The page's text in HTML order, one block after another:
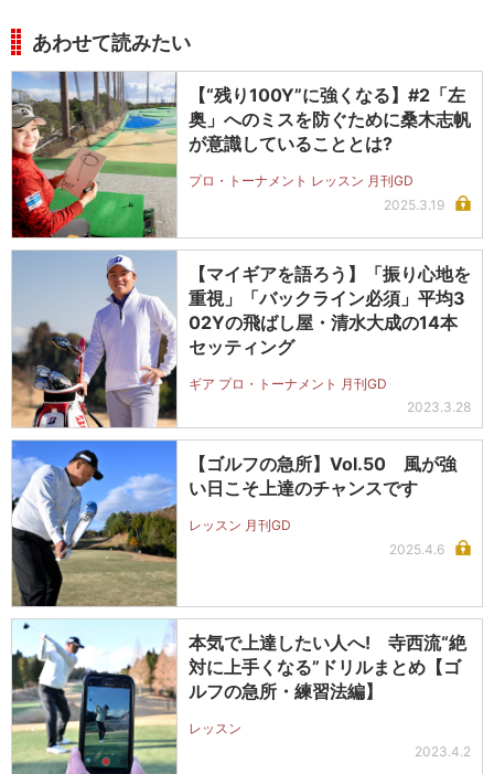
あわせて読みたい
【“残り100Y”に強くなる】#2「左
奥」へのミスを防ぐために桑木志帆
が意識していることとは?
プロ・トーナメント レッスン 月刊GD
2025.3.19
【マイギアを語ろう】「振り心地を
重視」「バックライン必須」平均3
02Yの飛ばし屋・清水大成の14本
セッティング
ギア プロ・トーナメント 月刊GD
2023.3.28
【ゴルフの急所】Vol.50 風が強
い日こそ上達のチャンスです
レッスン 月刊GD
2025.4.6
本気で上達したい人へ! 寺西流“絶
対に上手くなる”ドリルまとめ【ゴ
ルフの急所・練習法編】
レッスン
2023.4.2